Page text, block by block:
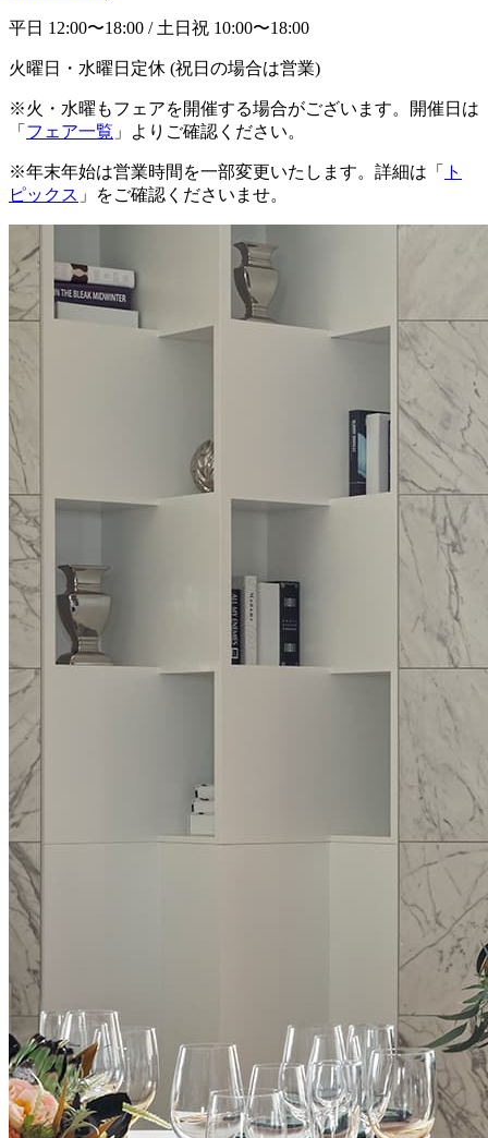
平日 12:00〜18:00 / 土日祝 10:00〜18:00
火曜日・水曜日定休 (祝日の場合は営業)
※火・水曜もフェアを開催する場合がございます。開催日は
「 フェア一覧 」よりご確認ください。
※年末年始は営業時間を一部変更いたします。詳細は「
ト
ピックス 」をご確認くださいませ。